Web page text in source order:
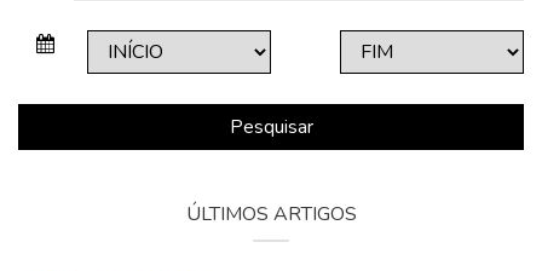
Pesquisar
ÚLTIMOS ARTIGOS